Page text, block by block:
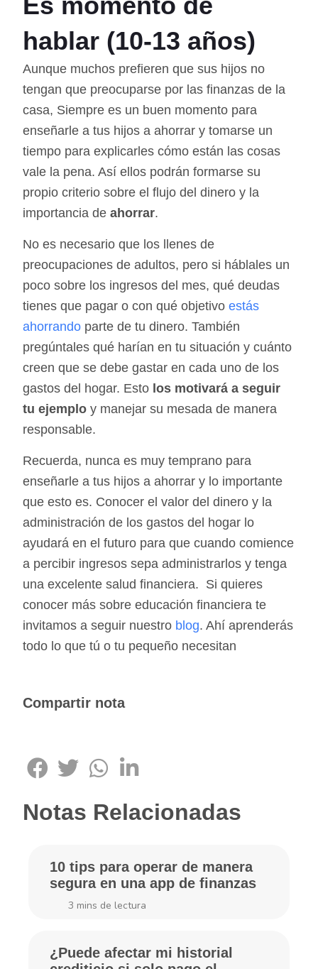
hablar (10-13 años)
Aunque muchos prefieren que sus hijos no
tengan que preocuparse por las finanzas de la
casa, Siempre es un buen momento para
enseñarle a tus hijos a ahorrar y tomarse un
tiempo para explicarles cómo están las cosas
vale la pena. Así ellos podrán formarse su
propio criterio sobre el flujo del dinero y la
importancia de ahorrar.
No es necesario que los llenes de
preocupaciones de adultos, pero si háblales un
poco sobre los ingresos del mes, qué deudas
tienes que pagar o con qué objetivo estás
ahorrando parte de tu dinero. También
pregúntales qué harían en tu situación y cuánto
creen que se debe gastar en cada uno de los
gastos del hogar. Esto los motivará a seguir
tu ejemplo y manejar su mesada de manera
responsable.
Recuerda, nunca es muy temprano para
enseñarle a tus hijos a ahorrar y lo importante
que esto es. Conocer el valor del dinero y la
administración de los gastos del hogar lo
ayudará en el futuro para que cuando comience
a percibir ingresos sepa administrarlos y tenga
una excelente salud financiera. Si quieres
conocer más sobre educación financiera te
invitamos a seguir nuestro blog. Ahí aprenderás
todo lo que tú o tu pequeño necesitan
Compartir nota
Notas Relacionadas
10 tips para operar de manera
segura en una app de finanzas
3 mins de lectura
¿Puede afectar mi historial